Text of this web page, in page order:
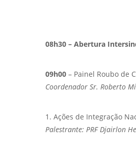
08h30 – Abertura
09h00 – Painel Roubo de
Coordenador Sr. Roberto
1. Ações de Integração
Palestrante: PRF Djairlon